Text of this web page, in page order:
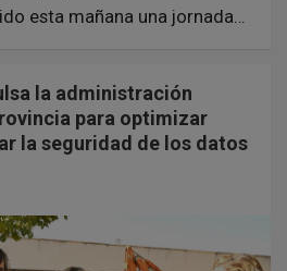
esta mañana una jornada…
la administración
para optimizar
la seguridad de los datos